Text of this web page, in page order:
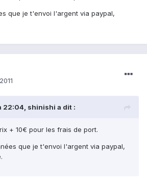
que je t'envoi l'argent via paypal,
22:04, shinishi a dit :
+ 10€ pour les frais de port.
que je t'envoi l'argent via paypal,